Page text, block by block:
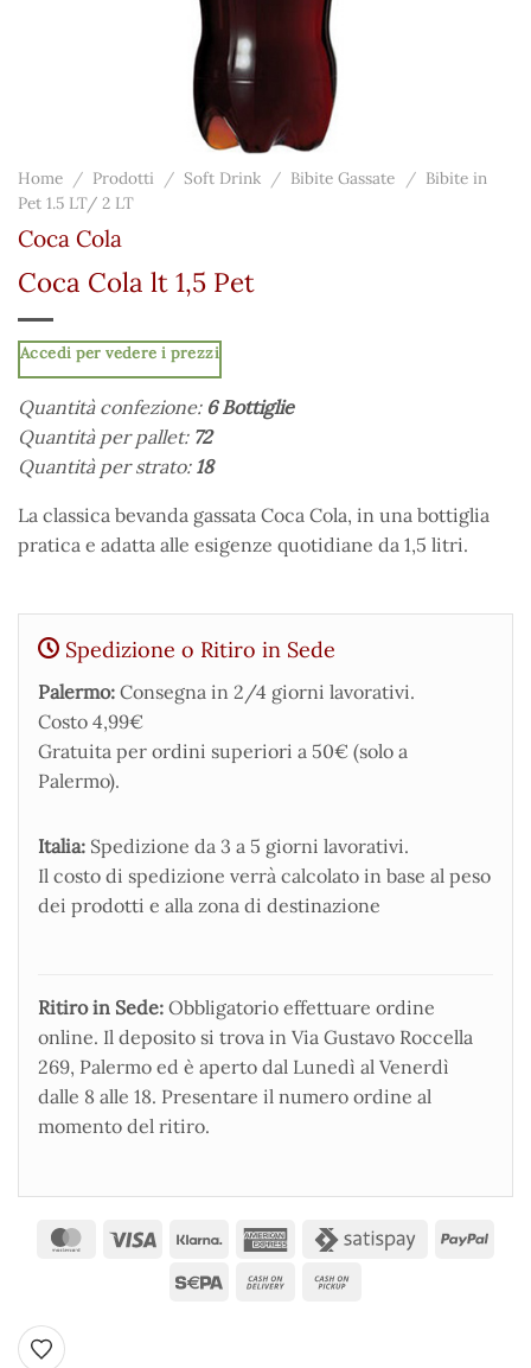
Home / Prodotti / Soft Drink / Bibite Gassate / Bibite in
Pet 1.5 LT/ 2 LT
Coca Cola
Coca Cola lt 1,5 Pet
Accedi per vedere i prezzi
Quantità confezione: 6 Bottiglie
Quantità per pallet: 72
Quantità per strato: 18
La classica bevanda gassata Coca Cola, in una bottiglia
pratica e adatta alle esigenze quotidiane da 1,5 litri.
Spedizione o Ritiro in Sede
Palermo: Consegna in 2/4 giorni lavorativi.
Costo 4,99€
Gratuita per ordini superiori a 50€ (solo a
Palermo).
Italia: Spedizione da 3 a 5 giorni lavorativi.
Il costo di spedizione verrà calcolato in base al peso
dei prodotti e alla zona di destinazione
Ritiro in Sede: Obbligatorio effettuare ordine
online. Il deposito si trova in Via Gustavo Roccella
269, Palermo ed è aperto dal Lunedì al Venerdì
dalle 8 alle 18. Presentare il numero ordine al
momento del ritiro.
Aggiungi ai preferiti